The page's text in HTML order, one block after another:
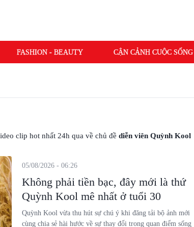
FASHION - BEAUTY CẬN CẢNH CUỘC SỐNG
clip hot nhất 24h qua về chủ đề diễn viên Quỳnh Kool
Không phải tiền bạc, đây mới là thứ
Quỳnh Kool mê nhất ở tuổi 30
05/08/2026 - 06:26
Quỳnh Kool vừa thu hút sự chú ý khi đăng tải bộ ảnh mới
cùng chia sẻ hài hước về sự thay đổi trong quan điểm sống